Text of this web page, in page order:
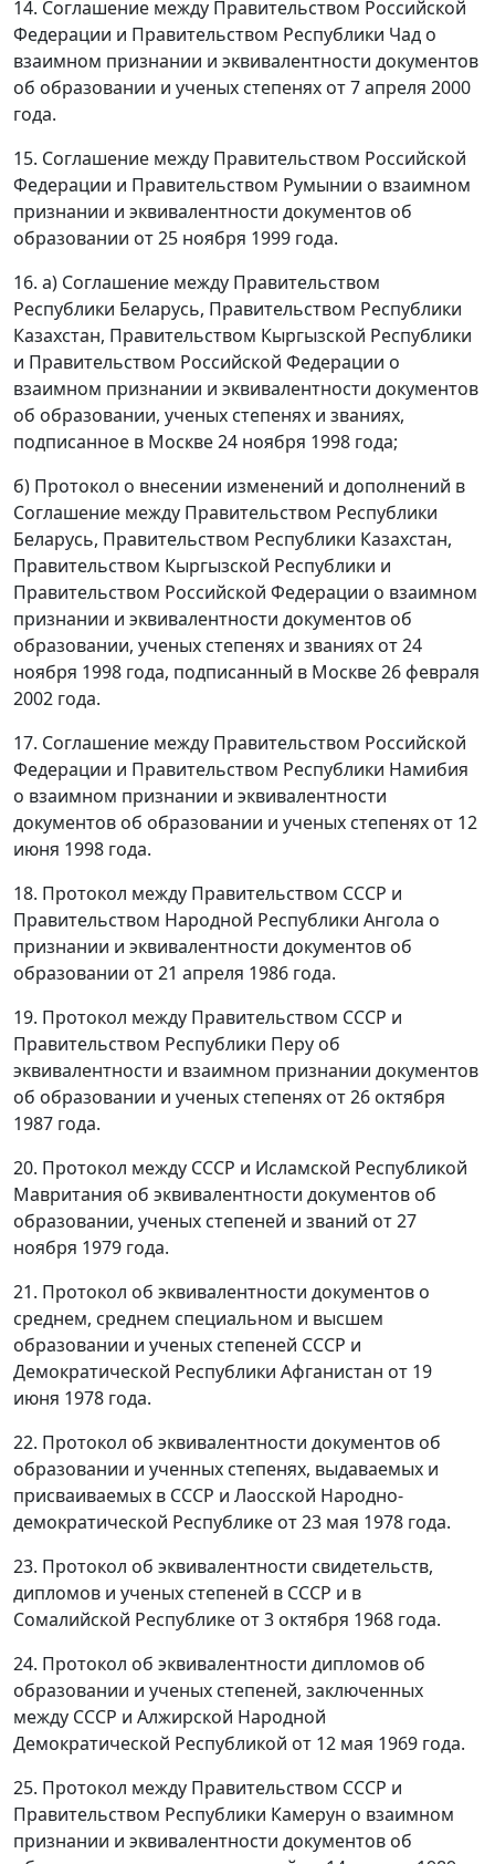
14. Соглашение между Правительством Российской
Федерации и Правительством Республики Чад о
взаимном признании и эквивалентности документов
об образовании и ученых степенях от 7 апреля 2000
года.
15. Соглашение между Правительством Российской
Федерации и Правительством Румынии о взаимном
признании и эквивалентности документов об
образовании от 25 ноября 1999 года.
16. а) Соглашение между Правительством
Республики Беларусь, Правительством Республики
Казахстан, Правительством Кыргызской Республики
и Правительством Российской Федерации о
взаимном признании и эквивалентности документов
об образовании, ученых степенях и званиях,
подписанное в Москве 24 ноября 1998 года;
б) Протокол о внесении изменений и дополнений в
Соглашение между Правительством Республики
Беларусь, Правительством Республики Казахстан,
Правительством Кыргызской Республики и
Правительством Российской Федерации о взаимном
признании и эквивалентности документов об
образовании, ученых степенях и званиях от 24
ноября 1998 года, подписанный в Москве 26 февраля
2002 года.
17. Соглашение между Правительством Российской
Федерации и Правительством Республики Намибия
о взаимном признании и эквивалентности
документов об образовании и ученых степенях от 12
июня 1998 года.
18. Протокол между Правительством СССР и
Правительством Народной Республики Ангола о
признании и эквивалентности документов об
образовании от 21 апреля 1986 года.
19. Протокол между Правительством СССР и
Правительством Республики Перу об
эквивалентности и взаимном признании документов
об образовании и ученых степенях от 26 октября
1987 года.
20. Протокол между СССР и Исламской Республикой
Мавритания об эквивалентности документов об
образовании, ученых степеней и званий от 27
ноября 1979 года.
21. Протокол об эквивалентности документов о
среднем, среднем специальном и высшем
образовании и ученых степеней СССР и
Демократической Республики Афганистан от 19
июня 1978 года.
22. Протокол об эквивалентности документов об
образовании и ученных степенях, выдаваемых и
присваиваемых в СССР и Лаосской Народно-
демократической Республике от 23 мая 1978 года.
23. Протокол об эквивалентности свидетельств,
дипломов и ученых степеней в СССР и в
Сомалийской Республике от 3 октября 1968 года.
24. Протокол об эквивалентности дипломов об
образовании и ученых степеней, заключенных
между СССР и Алжирской Народной
Демократической Республикой от 12 мая 1969 года.
25. Протокол между Правительством СССР и
Правительством Республики Камерун о взаимном
признании и эквивалентности документов об